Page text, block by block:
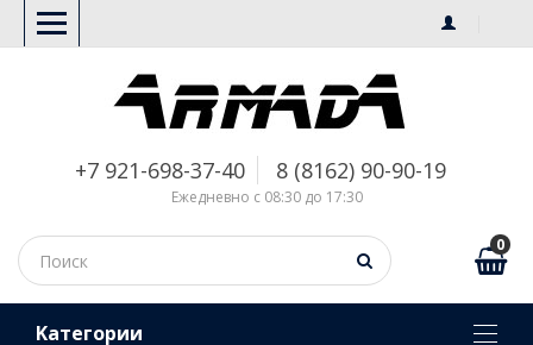
+7 921-698-37-40 8 (8162) 90-90-19
Ежедневно с 08:30 до 17:30
0
Kатегории